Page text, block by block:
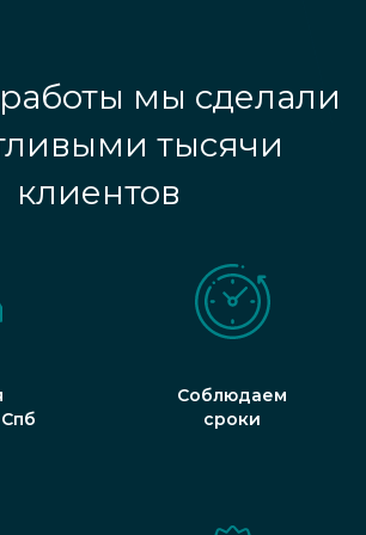
мы сделали
тысячи
клиентов
Соблюдаем
сроки